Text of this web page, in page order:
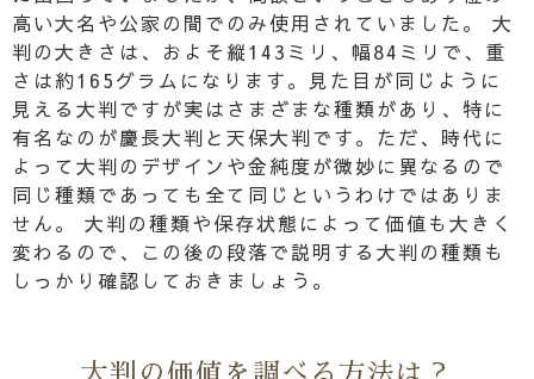
高い大名や公家の間でのみ使用されていました。 大
判の大きさは、およそ縦143ミリ、幅84ミリで、重
さは約165グラムになります。見た目が同じように
見える大判ですが実はさまざまな種類があり、特に
有名なのが慶長大判と天保大判です。ただ、時代に
よって大判のデザインや金純度が微妙に異なるので
同じ種類であっても全て同じというわけではありま
せん。 大判の種類や保存状態によって価値も大きく
変わるので、この後の段落で説明する大判の種類も
しっかり確認しておきましょう。